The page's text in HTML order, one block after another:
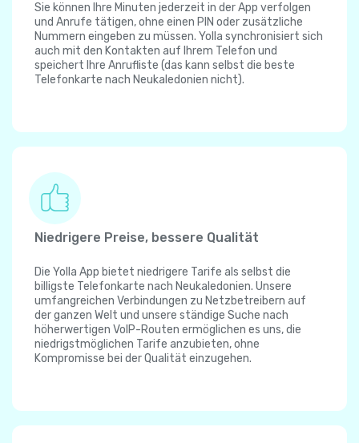
Sie können Ihre Minuten jederzeit in der App verfolgen
und Anrufe tätigen, ohne einen PIN oder zusätzliche
Nummern eingeben zu müssen. Yolla synchronisiert sich
auch mit den Kontakten auf Ihrem Telefon und
speichert Ihre Anrufliste (das kann selbst die beste
Telefonkarte nach Neukaledonien nicht).
Niedrigere Preise, bessere Qualität
Die Yolla App bietet niedrigere Tarife als selbst die
billigste Telefonkarte nach Neukaledonien. Unsere
umfangreichen Verbindungen zu Netzbetreibern auf
der ganzen Welt und unsere ständige Suche nach
höherwertigen VoIP-Routen ermöglichen es uns, die
niedrigstmöglichen Tarife anzubieten, ohne
Kompromisse bei der Qualität einzugehen.